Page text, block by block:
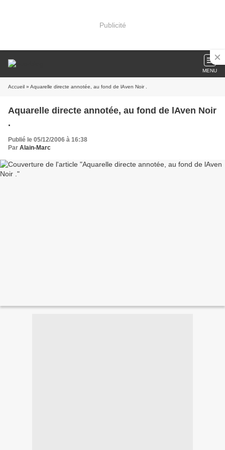
Publicité
MENU
Accueil » Aquarelle directe annotée, au fond de lAven Noir .
Aquarelle directe annotée, au fond de lAven Noir
.
Publié le 05/12/2006 à 16:38
Par Alain-Marc